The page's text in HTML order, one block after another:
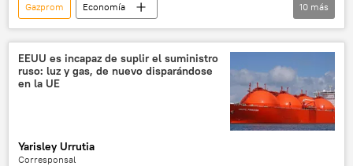
Gazprom
Economía
📰 Consecuencias económicas de las sanciones occidentales contra Rusia
EEUU
Viktor Orban
Gazprombank
central nuclear de Paks (Hungría)
Rusia
10 más
EEUU es incapaz de suplir el suministro
ruso: luz y gas, de nuevo disparándose
en la UE
Yarisley Urrutia
Corresponsal